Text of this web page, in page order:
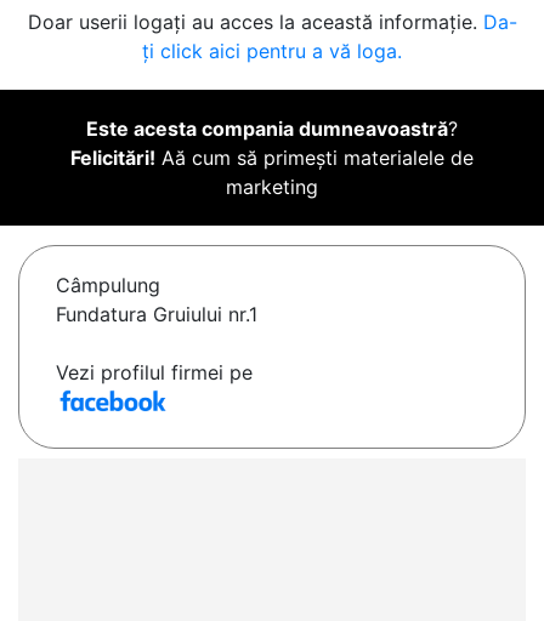
Doar userii logați au acces la această informație. Da-
ți click aici pentru a vă loga.
Este acesta compania dumneavoastră?
Felicitări! Aă cum să primești materialele de
marketing
Câmpulung
Fundatura Gruiului nr.1
Vezi profilul firmei pe